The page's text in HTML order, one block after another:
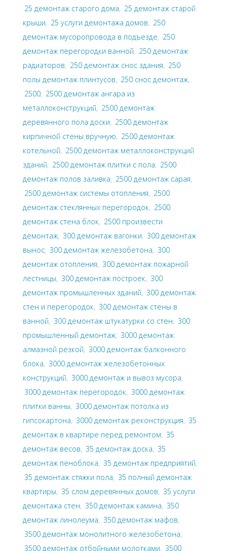
25 демонтаж старого дома, 25 демонтаж старой
крыши, 25 услуги демонтажа домов, 250
демонтаж мусоропровода в подъезде, 250
демонтаж перегородки ванной, 250 демонтаж
радиаторов, 250 демонтаж снос здания, 250
полы демонтаж плинтусов, 250 снос демонтаж,
2500, 2500 демонтаж ангара из
металлоконструкций, 2500 демонтаж
деревянного пола доски, 2500 демонтаж
кирпичной стены вручную, 2500 демонтаж
котельной, 2500 демонтаж металлоконструкций
зданий, 2500 демонтаж плитки с пола, 2500
демонтаж полов заливка, 2500 демонтаж сарая,
2500 демонтаж системы отопления, 2500
демонтаж стеклянных перегородок, 2500
демонтаж стена блок, 2500 произвести
демонтаж, 300 демонтаж вагонки, 300 демонтаж
вынос, 300 демонтаж железобетона, 300
демонтаж отопления, 300 демонтаж пожарной
лестницы, 300 демонтаж построек, 300
демонтаж промышленных зданий, 300 демонтаж
стен и перегородок, 300 демонтаж стены в
ванной, 300 демонтаж штукатурки со стен, 300
промышленный демонтаж, 3000 демонтаж
алмазной резкой, 3000 демонтаж балконного
блока, 3000 демонтаж железобетонных
конструкций, 3000 демонтаж и вывоз мусора,
3000 демонтаж перегородок, 3000 демонтаж
плитки ванны, 3000 демонтаж потолка из
гипсокартона, 3000 демонтаж реконструкция, 35
демонтаж в квартире перед ремонтом, 35
демонтаж весов, 35 демонтаж доска, 35
демонтаж пеноблока, 35 демонтаж предприятий,
35 демонтаж стяжки пола, 35 полный демонтаж
квартиры, 35 слом деревянных домов, 35 услуги
демонтажа стен, 350 демонтаж камина, 350
демонтаж линолеума, 350 демонтаж мафов,
3500 демонтаж монолитного железобетона,
3500 демонтаж отбойными молотками, 3500